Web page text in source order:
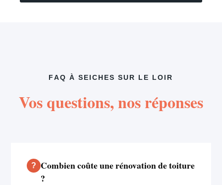
FAQ À SEICHES SUR LE LOIR
Vos questions, nos réponses
Combien coûte une rénovation de toiture
?